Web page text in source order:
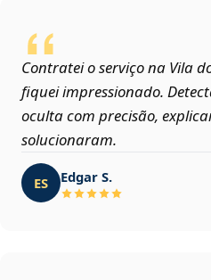
Contratei o serviço na Vila
fiquei impressionado.
oculta com precisão,
solucionaram.
ES Edgar S.